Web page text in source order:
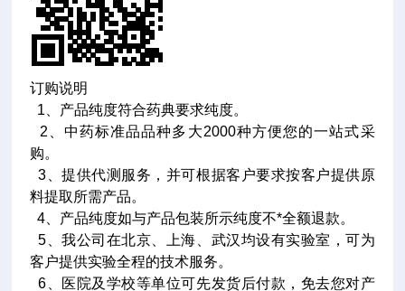
订购说明
1、产品纯度符合药典要求纯度。
2、中药标准品品种多大2000种方便您的一站式采
购。
3、提供代测服务，并可根据客户要求按客户提供原
料提取所需产品。
4、产品纯度如与产品包装所示纯度不*全额退款。
5、我公司在北京、上海、武汉均设有实验室，可为
客户提供实验全程的技术服务。
6、医院及学校等单位可先发货后付款，免去您对产